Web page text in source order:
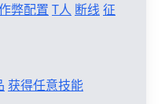
弊配置 T人 断线征
获得任意技能